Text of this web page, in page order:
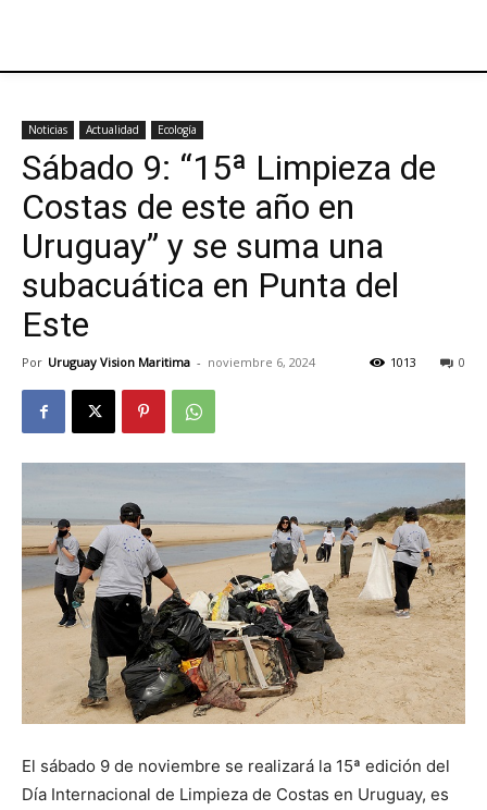
Noticias Actualidad Ecología
Sábado 9: “15ª Limpieza de
Costas de este año en
Uruguay” y se suma una
subacuática en Punta del
Este
Por Uruguay Vision Maritima - noviembre 6, 2024 0
1013
El sábado 9 de noviembre se realizará la 15ª edición del
Día Internacional de Limpieza de Costas en Uruguay, es